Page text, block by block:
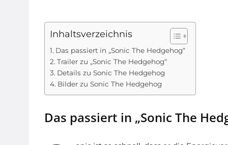
Inhaltsverzeichnis
Das passiert in „Sonic The Hedgehog“
Trailer zu „Sonic The Hedgehog“
Details zu Sonic The Hedgehog
Bilder zu Sonic The Hedgehog
Das passiert in „Sonic The